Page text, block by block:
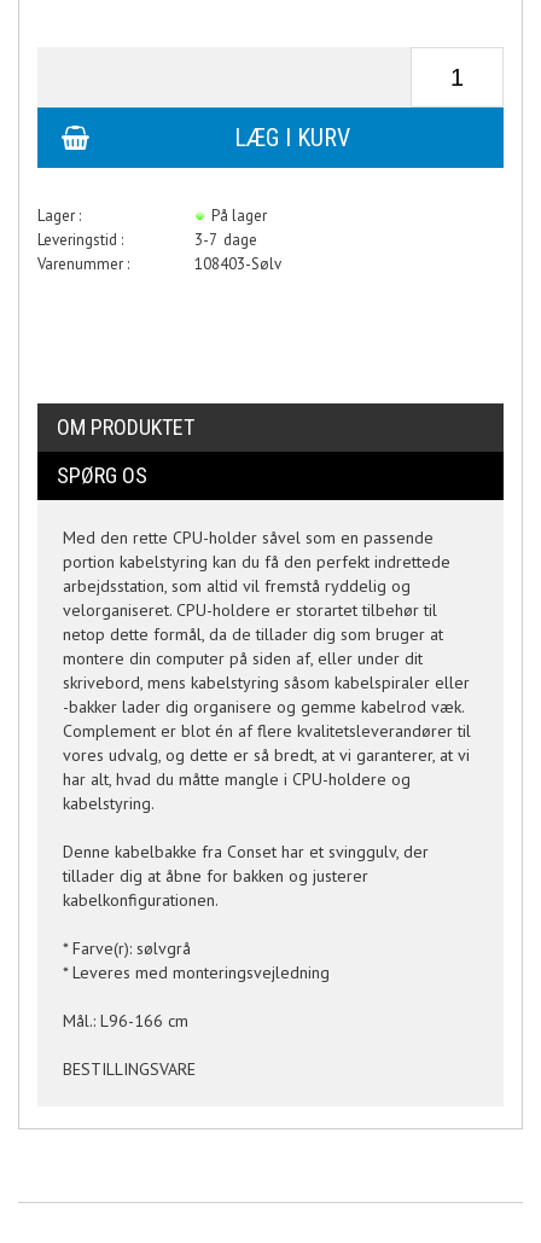
Lager :
På lager
Leveringstid :
3-7 dage
Varenummer :
108403-Sølv
OM PRODUKTET
SPØRG OS
Med den rette CPU-holder såvel som en passende
portion kabelstyring kan du få den perfekt indrettede
arbejdsstation, som altid vil fremstå ryddelig og
velorganiseret. CPU-holdere er storartet tilbehør til
netop dette formål, da de tillader dig som bruger at
montere din computer på siden af, eller under dit
skrivebord, mens kabelstyring såsom kabelspiraler eller
-bakker lader dig organisere og gemme kabelrod væk.
Complement er blot én af flere kvalitetsleverandører til
vores udvalg, og dette er så bredt, at vi garanterer, at vi
har alt, hvad du måtte mangle i CPU-holdere og
kabelstyring.
Denne kabelbakke fra Conset har et svinggulv, der
tillader dig at åbne for bakken og justerer
kabelkonfigurationen.
* Farve(r): sølvgrå
* Leveres med monteringsvejledning
Mål.: L96-166 cm
BESTILLINGSVARE